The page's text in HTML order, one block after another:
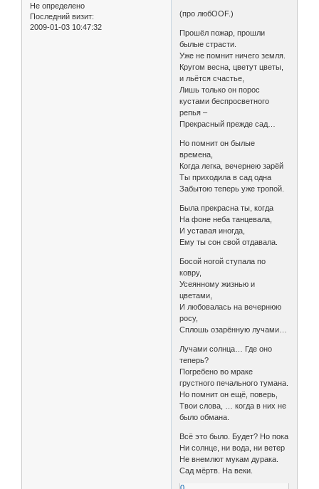
Не определено
Последний визит:
2009-01-03 10:47:32
(про любOOF.)
Прошёл пожар, прошли
былые страсти.
Уже не помнит ничего земля.
Кругом весна, цветут цветы,
и льётся счастье,
Лишь только он порос
кустами беспросветного
репья –
Прекрасный прежде сад…
Но помнит он былые
времена,
Когда легка, вечернею зарёй
Ты приходила в сад одна
Забытою теперь уже тропой.
Была прекрасна ты, когда
На фоне неба танцевала,
И уставая иногда,
Ему ты сон свой отдавала.
Босой ногой ступала по
ковру,
Усеянному жизнью и
цветами,
И любовалась на вечернюю
росу,
Сплошь озарённую лучами…
Лучами солнца… Где оно
теперь?
Погребено во мраке
грустного печального тумана.
Но помнит он ещё, поверь,
Твои слова, … когда в них не
было обмана.
Всё это было. Будет? Но пока
Ни солнце, ни вода, ни ветер
Не внемлют мукам дурака.
Сад мёртв. На веки.